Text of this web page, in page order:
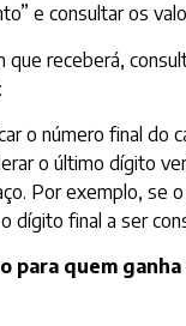
e consultar os
que receberá,
o número final do
o último dígito
Por exemplo, se
dígito final a ser
para quem